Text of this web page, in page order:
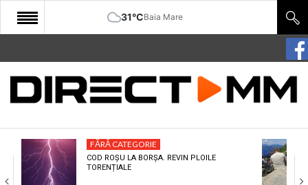
31°CBaia Mare
START
COMUNITATE
CULTURA
ECONOMIE
FĂRĂ CATEGORIE
COD ROȘU LA BORȘA. REVIN PLOILE
TORENȚIALE